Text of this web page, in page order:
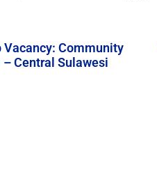
Vacancy: Community
Central Sulawesi